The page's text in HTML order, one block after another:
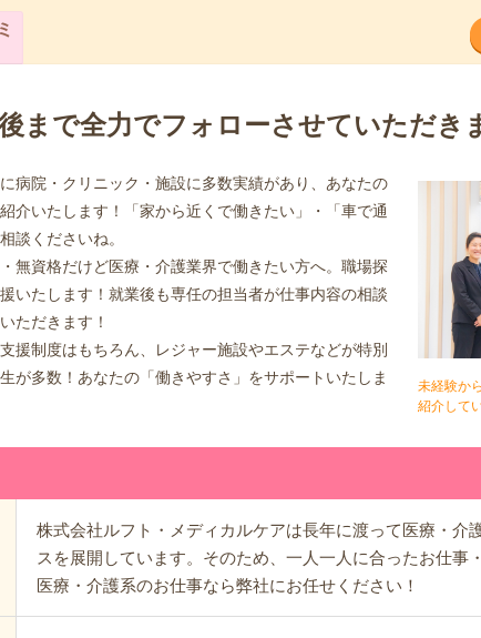
まで全力でフォローさせていただき
病院・クリニック・施設に多数実績があり、あなたの
介いたします！「家から近くで働きたい」・「車で通
談くださいね。
無資格だけど医療・介護業界で働きたい方へ。職場探
いたします！就業後も専任の担当者が仕事内容の相談
ただきます！
援制度はもちろん、レジャー施設やエステなどが特別
が多数！あなたの「働きやすさ」をサポートいたしま
未経験か
紹介して
株式会社ルフト・メディカルケアは長年に渡って医療・介
スを展開しています。そのため、一人一人に合ったお仕事
医療・介護系のお仕事なら弊社にお任せください！